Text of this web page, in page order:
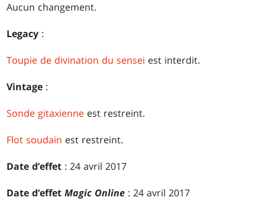
Aucun changement.
Legacy :
Toupie de divination du sensei est interdit.
Vintage :
Sonde gitaxienne est restreint.
Flot soudain est restreint.
Date d’effet : 24 avril 2017
Date d’effetMagic Online : 24 avril 2017